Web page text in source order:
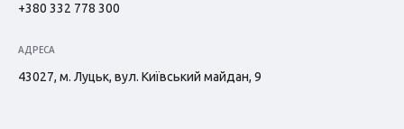
+380 332 778 300
АДРЕСА
43027, м. Луцьк, вул. Київський майдан, 9